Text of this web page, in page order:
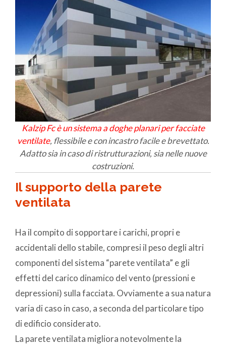
Kalzip Fc è un sistema a doghe planari per facciate
ventilate, flessibile e con incastro facile e brevettato.
Adatto sia in caso di ristrutturazioni, sia nelle nuove
costruzioni.
Il supporto della parete
ventilata
Ha il compito di sopportare i carichi, propri e
accidentali dello stabile, compresi il peso degli altri
componenti del sistema “parete ventilata” e gli
effetti del carico dinamico del vento (pressioni e
depressioni) sulla facciata. Ovviamente a sua natura
varia di caso in caso, a seconda del particolare tipo
di edificio considerato.
La parete ventilata migliora notevolmente la